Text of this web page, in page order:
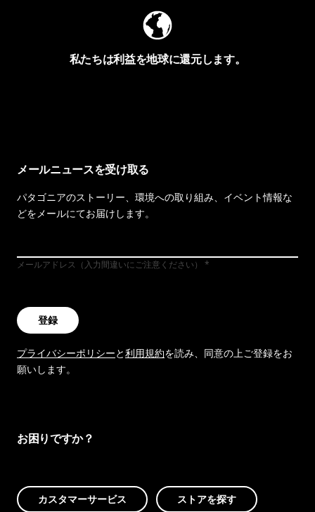
私たちは利益を地球に還元します。
メールニュースを受け取る
パタゴニアのストーリー、環境への取り組み、イベント情報な
どをメールにてお届けします。
メールアドレス（入力間違いにご注意ください）
登録
プライバシーポリシーと利用規約を読み、同意の上ご登録をお
願いします。
お困りですか？
カスタマーサービス ストアを探す